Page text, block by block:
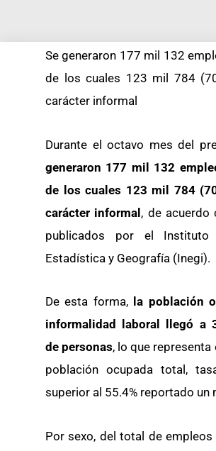
Se generaron 177 mil 132
de los cuales 123 mil 784
carácter informal
Durante el octavo mes del
generaron 177 mil 132
de los cuales 123 mil 784
carácter informal, de acuerdo
publicados por el Instituto
Estadística y Geografía (Inegi).
De esta forma, la población
informalidad laboral llegó a
de personas, lo que representa
población ocupada total,
superior al 55.4% reportado un
Por sexo, del total de empleos